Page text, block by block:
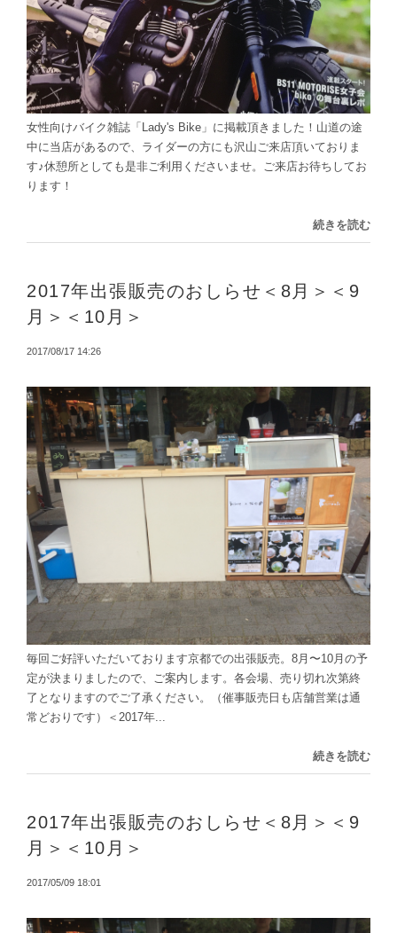
女性向けバイク雑誌「Lady's Bike」に掲載頂きました！山道の途
中に当店があるので、ライダーの方にも沢山ご来店頂いておりま
す♪休憩所としても是非ご利用くださいませ。ご来店お待ちしてお
ります！
続きを読む
2017年出張販売のおしらせ＜8月＞＜9
月＞＜10月＞
2017/08/17 14:26
毎回ご好評いただいております京都での出張販売。8月〜10月の予
定が決まりましたので、ご案内します。各会場、売り切れ次第終
了となりますのでご了承ください。（催事販売日も店舗営業は通
常どおりです）＜2017年...
続きを読む
2017年出張販売のおしらせ＜8月＞＜9
月＞＜10月＞
2017/05/09 18:01